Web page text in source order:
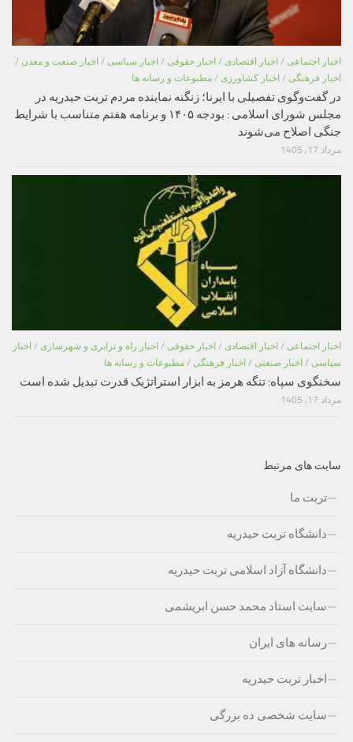
اخبار اجتماعی / اخبار اقتصادی / اخبار حقوقی / اخبار سیاسی / اخبار صنعت و معدن /
اخبار فرهنگی / اخبار کشاورزی / مطبوعات و رسانه ها
در گفت‌وگوی تفصیلی با ایرنا؛ زنگنه نماینده مردم تربت حیدریه در
مجلس شورای اسلامی : بودجه ۱۴۰۵ و برنامه هفتم متناسب با شرایط
جنگی اصلاح می‌شوند
مرداد 17, 1405
اخبار اجتماعی / اخبار اقتصادی / اخبار حقوقی / اخبار راه و ترابری و شهرسازی / اخبار
سیاسی / اخبار صنعتی / اخبار فرهنگی / مطبوعات و رسانه ها
سخنگوی سپاه: تنگه هرمز به ابزار استراتژیک قدرت تبدیل شده است
مرداد 17, 1405
سایت های مرتبط
تربت ما
دانشگاه تربت حیدریه
دانشگاه آزاد اسلامی تربت حیدریه
سایت استاد محمد حسن ابریشمی
رسانه های ایران
اخبار تربت حیدریه
سایت شخصی ده بزرگی